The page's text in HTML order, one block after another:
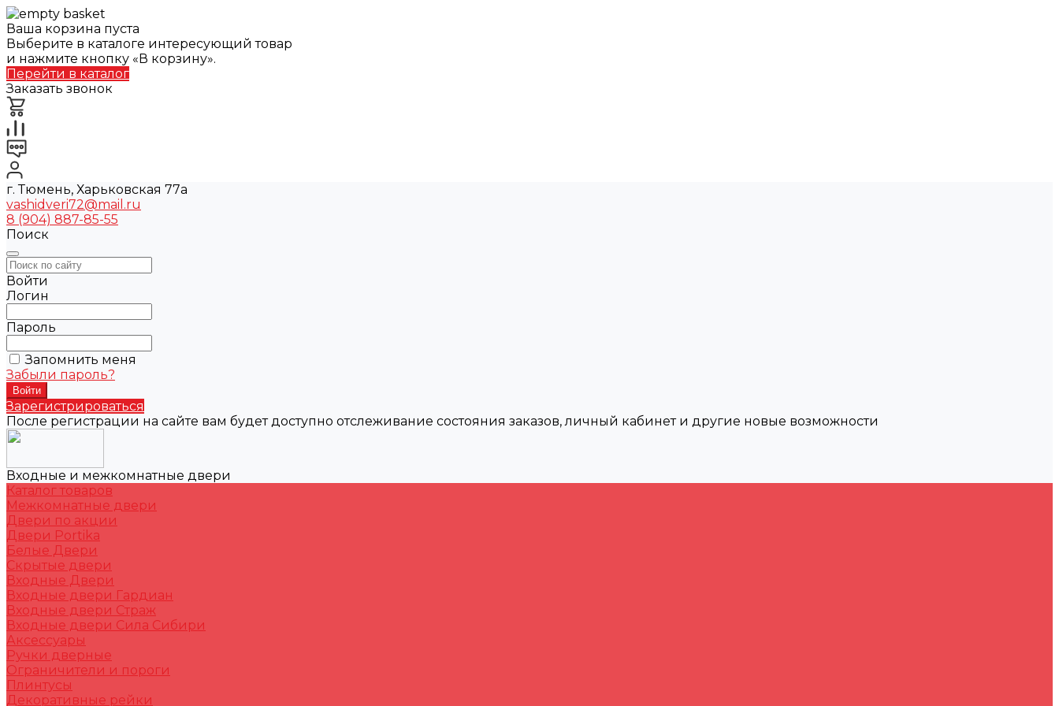
Ваша корзина пуста
Выберите в каталоге интересующий товар
и нажмите кнопку «В корзину».
Перейти в каталог
Заказать звонок
г. Тюмень, Харьковская 77а
vashidveri72@mail.ru
8 (904) 887-85-55
Поиск
Войти
Логин
Пароль
Запомнить меня
Забыли пароль?
Зарегистрироваться
После регистрации на сайте вам будет доступно отслеживание состояния заказов, личный кабинет и другие новые возможности
Входные и межкомнатные двери
Каталог товаров
Межкомнатные двери
Двери по акции
Двери Portika
Белые Двери
Скрытые двери
Входные Двери
Входные двери Гардиан
Входные двери Страж
Входные двери Сила Сибири
Аксессуары
Ручки дверные
Ограничители и пороги
Плинтусы
Декоративные рейки